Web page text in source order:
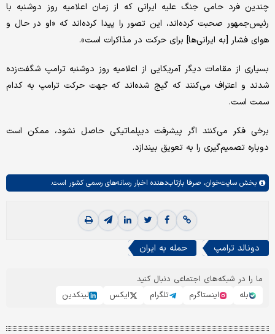
چندین فرد حامی جنگ علیه ایرانی که از زمان اعلامیه روز دوشنبه با
رئیس‌جمهور صحبت کرده‌اند، این تصور را پیدا کرده‌اند که «او در حال و
هوای فشار [به ایرانی‌ها] برای حرکت در مذاکرات است».
بسیاری از مقامات دیگر آمریکایی از اعلامیه روز دوشنبه ترامپ شگفت‌زده
شدند و اعتراف می‌کنند که گیج شده‌اند که جهت حرکت ترامپ به کدام
سمت است.
برخی فکر می‌کنند اگر پیشرفت دیپلماتیکی حاصل نشود، ممکن است
دوباره تصمیم‌گیری را به تعویق بیندازد.
بخش سایت‌خوان، صرفا بازتاب‌دهنده اخبار رسانه‌های رسمی کشور است.
دونالد ترامپ حمله به ایران
ما را در شبکه‌های اجتماعی دنبال کنید
بله
اینستاگرم تلگرام ایکس لینکدین